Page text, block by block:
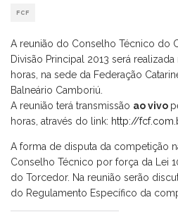
FCF
A reunião do Conselho Técnico do
Divisão Principal 2013 será realizada
horas, na sede da Federação
Balneário Camboriú.
A reunião terá transmissão ao vivo
horas, através do link: http://
A forma de disputa da competição
Conselho Técnico por força da Lei
do Torcedor. Na reunião serão
do Regulamento Específico da